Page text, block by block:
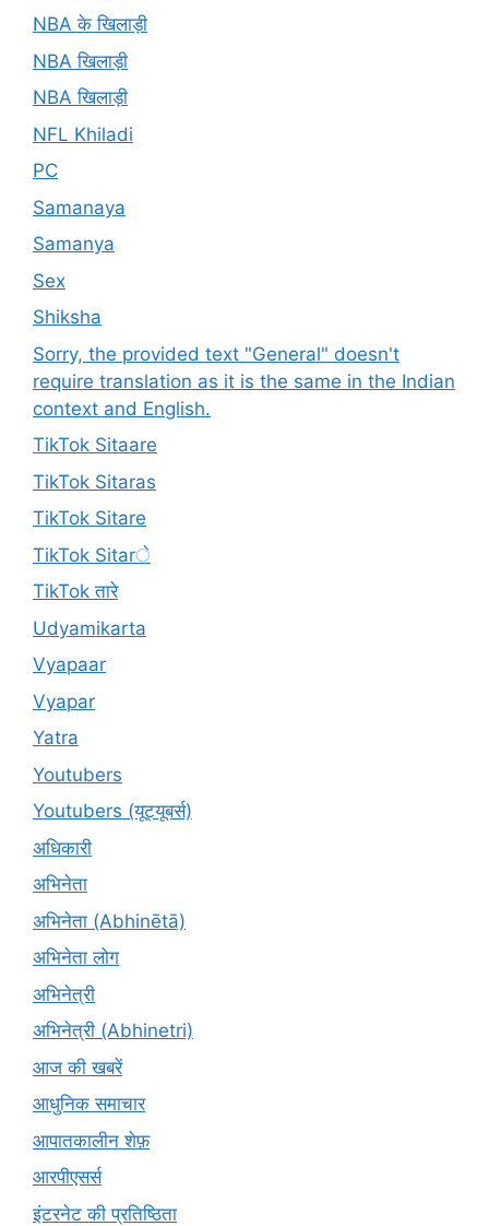
NBA के खिलाड़ी
NBA खिलाड़ी
NBA खिलाड़ी
NFL Khiladi
PC
Samanaya
Samanya
Sex
Shiksha
Sorry, the provided text "General" doesn't
require translation as it is the same in the Indian
context and English.
TikTok Sitaare
TikTok Sitaras
TikTok Sitare
TikTok Sitarे
TikTok तारे
Udyamikarta
Vyapaar
Vyapar
Yatra
Youtubers
Youtubers (यूट्यूबर्स)
अधिकारी
अभिनेता
अभिनेता (Abhinētā)
अभिनेता लोग
अभिनेत्री
अभिनेत्री (Abhinetri)
आज की खबरें
आधुनिक समाचार
आपातकालीन शेफ़
आरपीएसर्स
इंटरनेट की प्रतिष्ठिता